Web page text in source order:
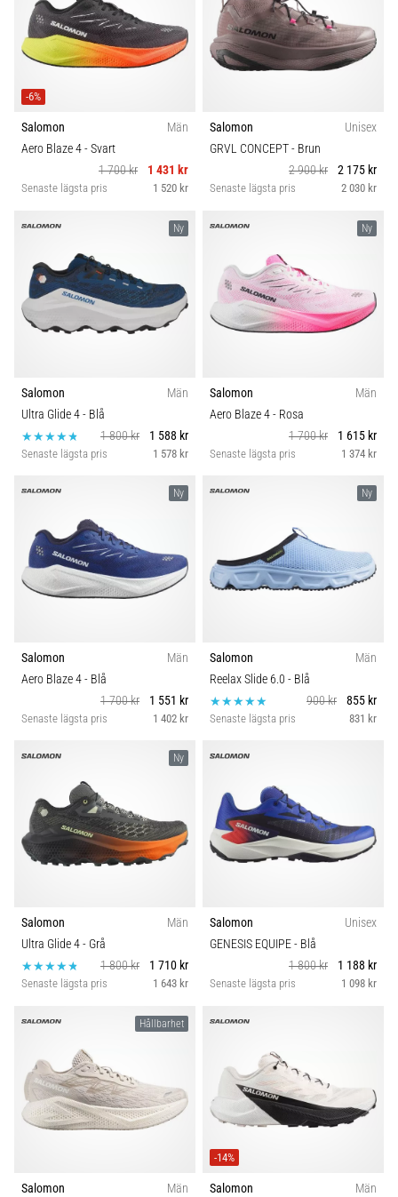
-6%
Salomon
Män
Aero Blaze 4- Svart
1 700 kr
1 431 kr
Senaste lägsta pris 1 520 kr
Salomon
Unisex
GRVL CONCEPT- Brun
2 900 kr
2 175 kr
Senaste lägsta pris 2 030 kr
Ny
Salomon
Män
Ultra Glide 4- Blå
1 800 kr
1 588 kr
Senaste lägsta pris 1 578 kr
Ny
Salomon
Män
Aero Blaze 4- Rosa
1 700 kr
1 615 kr
Senaste lägsta pris 1 374 kr
Ny
Salomon
Män
Aero Blaze 4- Blå
1 700 kr
1 551 kr
Senaste lägsta pris 1 402 kr
Ny
Salomon
Män
Reelax Slide 6.0 - Blå
900 kr
855 kr
Senaste lägsta pris 831 kr
Ny
Salomon
Män
Ultra Glide 4- Grå
1 800 kr
1 710 kr
Senaste lägsta pris 1 643 kr
Salomon
Unisex
GENESIS EQUIPE- Blå
1 800 kr
1 188 kr
Senaste lägsta pris 1 098 kr
Hållbarhet
Salomon
Män
-14%
Salomon
Män